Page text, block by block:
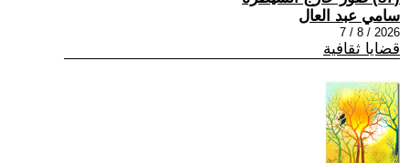
سامي عبد العال
2026 / 8 / 7
قضايا ثقافية